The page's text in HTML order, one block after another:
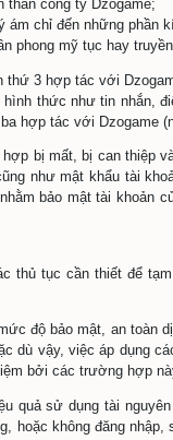
ngày cấp & nơi
trú;
vụ trò chơi cho
thông tin
biện pháp bảo
yêu cầu của Cơ
vật của bạn
chí trong trường
đặt tên: